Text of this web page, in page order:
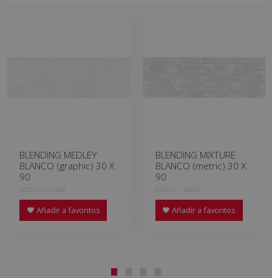
BLENDING MEDLEY
BLANCO (graphic) 30 X
90
LBZ500 | 30x90
Añadir a favoritos
BLENDING MIXTURE
BLANCO (metric) 30 X
90
KTL500 | 30x90
Añadir a favoritos